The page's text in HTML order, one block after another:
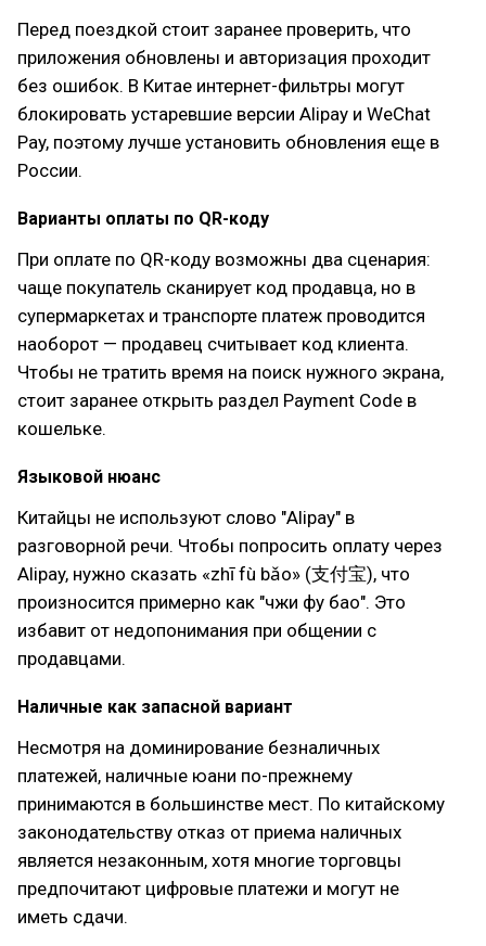
Перед поездкой стоит заранее проверить, что
приложения обновлены и авторизация проходит
без ошибок. В Китае интернет-фильтры могут
блокировать устаревшие версии Alipay и WeChat
Pay, поэтому лучше установить обновления еще в
России.
Варианты оплаты по QR-коду
При оплате по QR-коду возможны два сценария:
чаще покупатель сканирует код продавца, но в
супермаркетах и транспорте платеж проводится
наоборот — продавец считывает код клиента.
Чтобы не тратить время на поиск нужного экрана,
стоит заранее открыть раздел Payment Code в
кошельке.
Языковой нюанс
Китайцы не используют слово "Alipay" в
разговорной речи. Чтобы попросить оплату через
Alipay, нужно сказать «zhī fù bǎo» (支付宝), что
произносится примерно как "чжи фу бао". Это
избавит от недопонимания при общении с
продавцами.
Наличные как запасной вариант
Несмотря на доминирование безналичных
платежей, наличные юани по-прежнему
принимаются в большинстве мест. По китайскому
законодательству отказ от приема наличных
является незаконным, хотя многие торговцы
предпочитают цифровые платежи и могут не
иметь сдачи.